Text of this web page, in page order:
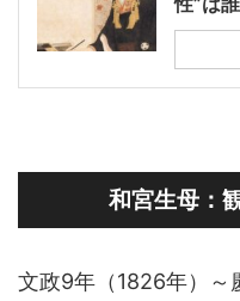
和宮生母：
文政9年（1826年）～